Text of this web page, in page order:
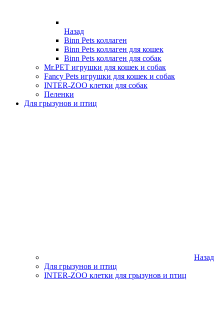
Назад
Binn Pets коллаген
Binn Pets коллаген для кошек
Binn Pets коллаген для собак
Mr.PET игрушки для кошек и собак
Fancy Pets игрушки для кошек и собак
INTER-ZOO клетки для собак
Пеленки
Для грызунов и птиц
Назад
Для грызунов и птиц
INTER-ZOO клетки для грызунов и птиц